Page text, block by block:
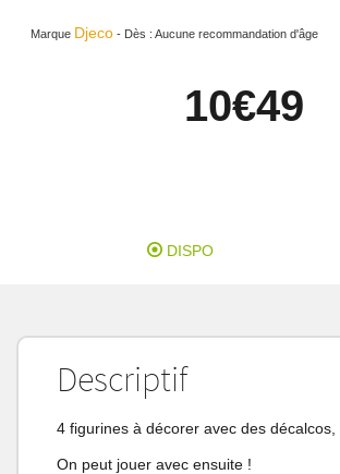
Marque Djeco - Dès : Aucune recommandation d'âge
10€49
DISPO
Descriptif
4 figurines à décorer avec des décalcos,
On peut jouer avec ensuite !